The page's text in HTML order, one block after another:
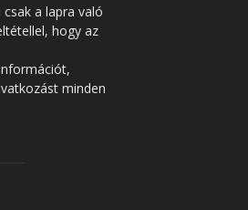
a lapra való
hogy az
minden